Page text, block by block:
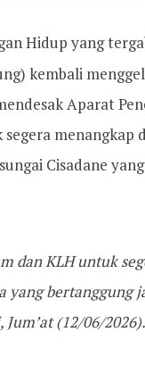
Hidup yang
kembali
Aparat
menangkap
Cisadane
dan KLH untuk
yang bertanggung
(12/06/2026).